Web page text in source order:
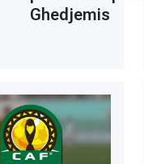
Ghedjemis